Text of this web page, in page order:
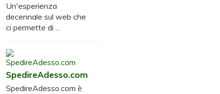
Un'esperienza
decennale sul web che
ci permette di ...
SpedireAdesso.com
SpedireAdesso.com è